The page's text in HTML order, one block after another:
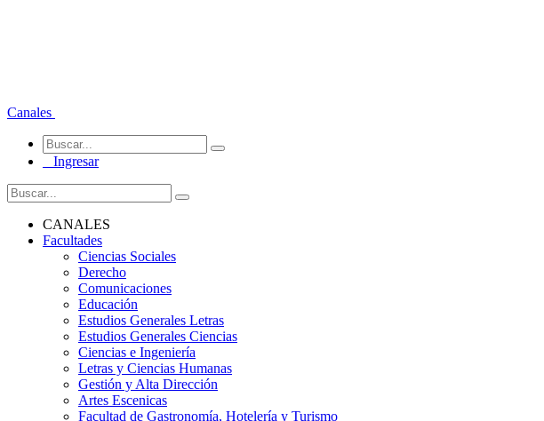
Canales
Ingresar
CANALES
Facultades
Ciencias Sociales
Derecho
Comunicaciones
Educación
Estudios Generales Letras
Estudios Generales Ciencias
Ciencias e Ingeniería
Letras y Ciencias Humanas
Gestión y Alta Dirección
Artes Escenicas
Facultad de Gastronomía, Hotelería y Turismo